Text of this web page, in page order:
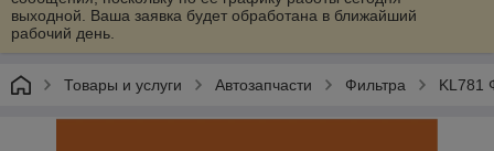
выходной. Ваша заявка будет обработана в ближайший
рабочий день.
Товары и услуги Автозапчасти Фильтра KL781